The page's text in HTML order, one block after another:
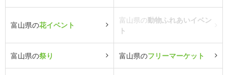
富山県の花イベント
富山県の動物ふれあいイベン
ト
富山県の祭り 富山県のフリーマーケット